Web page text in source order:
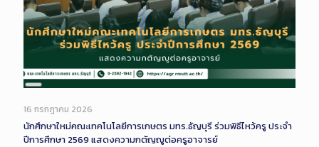
Long
Description
16 กรกฎาคม 2026
นักศึกษาใหม่คณะเทคโนโลยีการเกษตร มทร.ธัญบุรี ร่วมพิธีไหว้ครู ประจำ
ปีการศึกษา 2569 แสดงความกตัญญูต่อครูอาจารย์